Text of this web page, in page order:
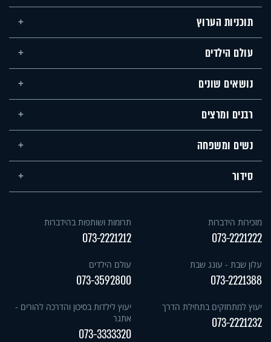
תוכניות הערוץ
עולם הילדים
נושאים שונים
רבנים ומרצים
נשים ומשפחה
סידור
מזכירות הידברות
073-2221222
תרומות ושותפות בהידברות
073-2221212
עלון שבת - עונג שבת
073-2221388
עולם הילדים
073-3592800
יעוץ למתחזקים בתחילת הדרך
073-2221232
יעוץ לילדות בסיכון והדרכה להורים -
אתגר
073-3333320